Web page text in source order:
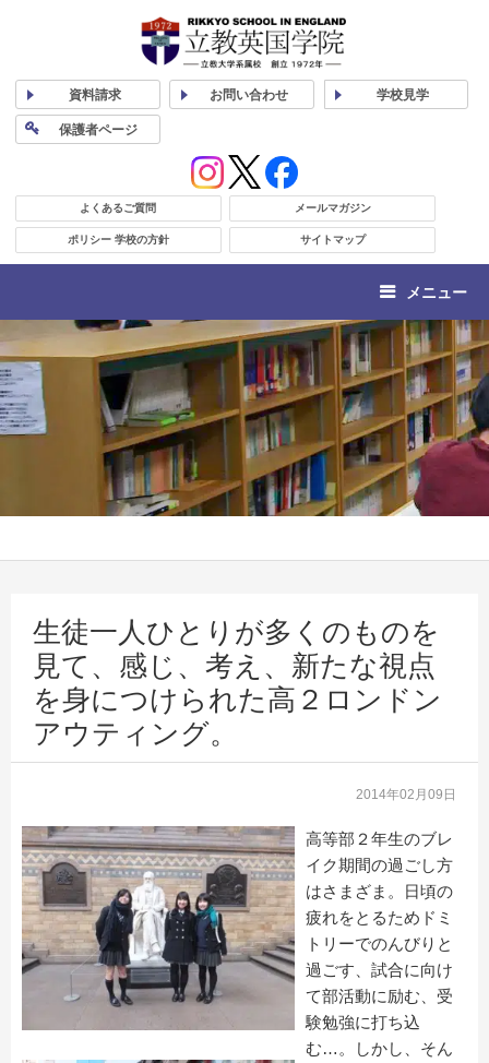
資料請求 お問い合わせ 学校見学
保護者ページ
よくあるご質問 メールマガジン
ポリシー 学校の方針 サイトマップ
メニュー
生徒一人ひとりが多くのものを
見て、感じ、考え、新たな視点
を身につけられた高２ロンドン
アウティング。
2014年02月09日
高等部２年生のブレ
イク期間の過ごし方
はさまざま。日頃の
疲れをとるためドミ
トリーでのんびりと
過ごす、試合に向け
て部活動に励む、受
験勉強に打ち込
む…。しかし、そん